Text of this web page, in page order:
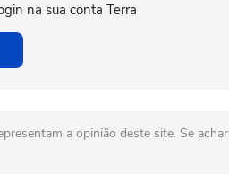
na sua conta Terra
a opinião deste site. Se achar